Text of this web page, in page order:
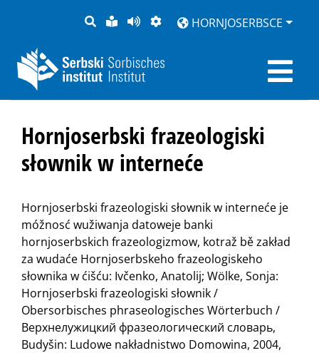
PYTANJE
LOCHKA
RĚČ
STRONU
PŘEDČITAĆ
ZWOBRAZNJENJE
HORNJOSERBSCE
Hornjoserbski frazeologiski
słownik w interneće
Hornjoserbski frazeologiski słownik w interneće je
móžnosć wužiwanja datoweje banki
hornjoserbskich frazeologizmow, kotraž bě zakład
za wudaće Hornjoserbskeho frazeologiskeho
słownika w ćišću: Ivčenko, Anatolij; Wölke, Sonja:
Hornjoserbski frazeologiski słownik /
Obersorbisches phraseologisches Wörterbuch /
Верхнелужицкий фразеологический словарь,
Budyšin: Ludowe nakładnistwo Domowina, 2004,